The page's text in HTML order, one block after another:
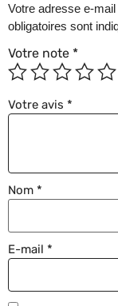
Votre adresse e-
obligatoires sont
Votre note *
Votre avis *
Nom *
E-mail *